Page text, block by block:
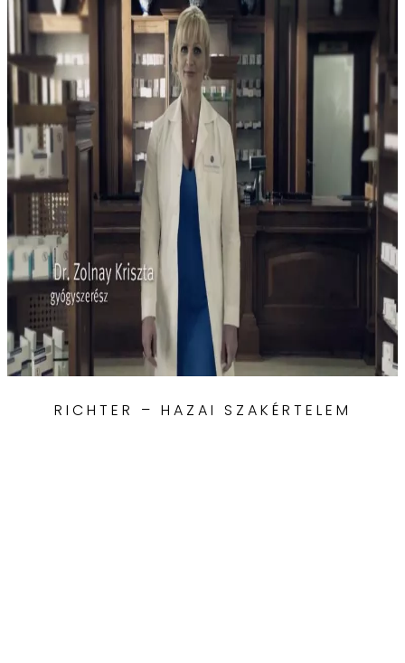
RICHTER – HAZAI SZAKÉRTELEM